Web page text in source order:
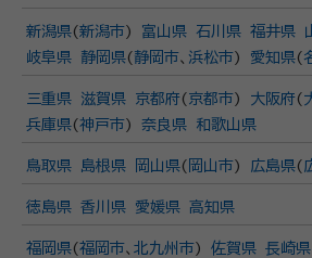
新潟県(新潟市) 富山県 石川県 福井県
岐阜県
静岡県( 静岡市、 浜松市) 愛知県(
三重県 滋賀県 京都府( 京都市) 大阪府(
兵庫県(神戸市) 奈良県 和歌山県
鳥取県 島根県 岡山県( 岡山市) 広島県(
徳島県 香川県 愛媛県 高知県
福岡県(福岡市、 北九州市) 佐賀県 長崎県